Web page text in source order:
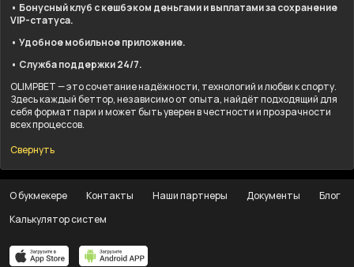
• Бонусный клуб с кешбэком деньгами и выплатами за сохранение
VIP-статуса.
• Удобное мобильное приложение.
• Служба поддержки 24/7.
OLIMPBET — это сочетание надёжности, технологий и любви к спорту.
Здесь каждый беттор, независимо от опыта, найдёт подходящий для
себя формат пари и может быть уверен в честности и прозрачности
всех процессов.
Свернуть
О букмекере Контакты Наши партнеры Документы
Блог
Калькулятор систем